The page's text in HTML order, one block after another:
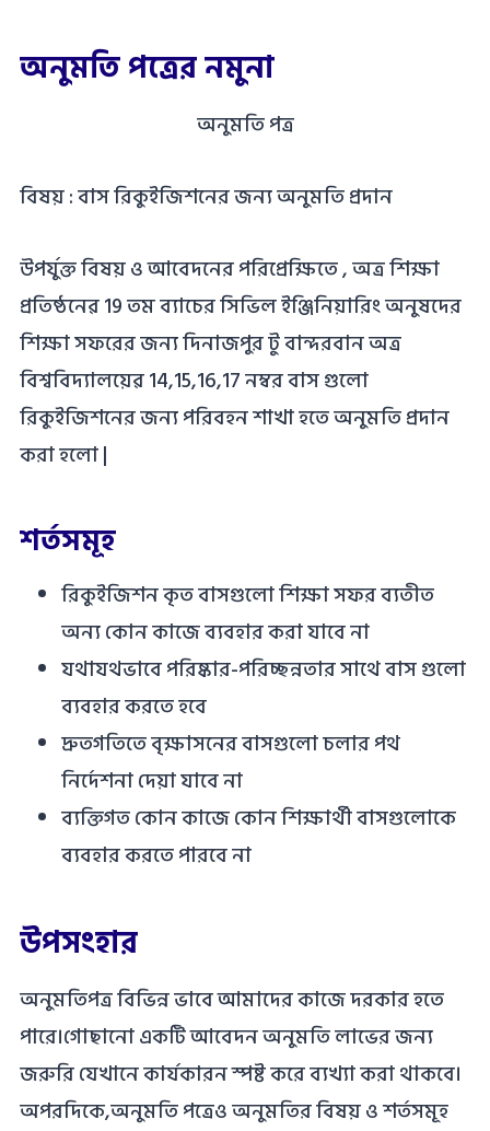
অনুমতি পত্রের নমুনা
অনুমতি পত্র
বিষয় : বাস রিকুইজিশনের জন্য অনুমতি প্রদান
উপর্যুক্ত বিষয় ও আবেদনের পরিপ্রেক্ষিতে , অত্র শিক্ষা
প্রতিষ্ঠনেৱ 19 তম ব্যাচের সিভিল ইঞ্জিনিয়ারিং অনুষদের
শিক্ষা সফরের জন্য দিনাজপুর টু বান্দরবান অত্র
বিশ্ববিদ্যালয়েৱ 14,15,16,17 নম্বর বাস গুলো
রিকুইজিশনের জন্য পরিবহন শাখা হতে অনুমতি প্রদান
করা হলো |
শর্তসমূহ
রিকুইজিশন কৃত বাসগুলো শিক্ষা সফর ব্যতীত
অন্য কোন কাজে ব্যবহার করা যাবে না
যথাযথভাবে পরিষ্কার-পরিচ্ছন্নতার সাথে বাস গুলো
ব্যবহার করতে হবে
দ্রুতগতিতে বৃক্ষাসনের বাসগুলো চলার পথ
নির্দেশনা দেয়া যাবে না
ব্যক্তিগত কোন কাজে কোন শিক্ষার্থী বাসগুলোকে
ব্যবহার করতে পারবে না
উপসংহার
অনুমতিপত্র বিভিন্ন ভাবে আমাদের কাজে দরকার হতে
পারে।গোছানো একটি আবেদন অনুমতি লাভের জন্য
জরুরি যেখানে কার্যকারন স্পষ্ট করে ব্যখ্যা করা থাকবে।
অপরদিকে,অনুমতি পত্রেও অনুমতির বিষয় ও শর্তসমূহ